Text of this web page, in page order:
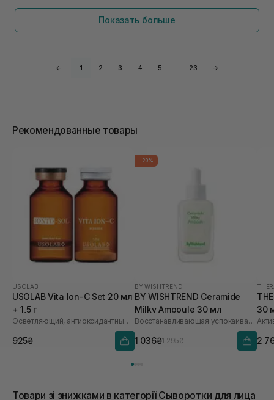
Показать больше
← 1 2 3 4 5 … 23 →
Рекомендованные товары
USOLAB
USOLAB Vita Ion-C Set 20 мл
+ 1,5 г
Осветляющий, антиоксидантный и омолаживающий набор
925₴
-20%
BY WISHTREND
BY WISHTREND Ceramide
Milky Ampoule 30 мл
Восстанавливающая успокаивающая ампула для лица
1 036₴1 295₴
30
2
Товари зі знижками в категорії Сыворотки для лица